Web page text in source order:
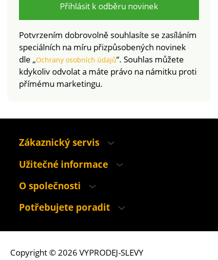
Přihlásit k odběru novinek
Potvrzením dobrovolně souhlasíte se zasíláním
speciálních na míru přizpůsobených novinek
dle „Ochrany osobních údajů“. Souhlas můžete
kdykoliv odvolat a máte právo na námitku proti
přímému marketingu.
Zákaznický servis
Užitečné informace
O společnosti
Potřebujete poradit
Copyright © 2026 VYPRODEJ-SLEVY